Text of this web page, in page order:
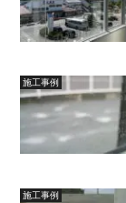
施工事例
施工事例